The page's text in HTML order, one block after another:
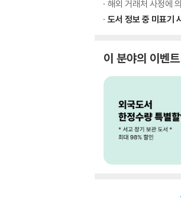
해외 거래처 사정에
도서 정보 중 미표기
이 분야의 이벤트